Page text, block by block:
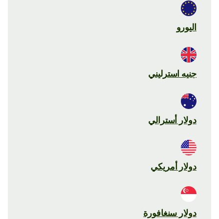
اليورو
جنيه استرليني
دولار أسترالي
دولار أمريكي
دولار سنغافورة